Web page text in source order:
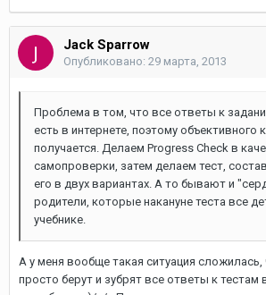
Jack Sparrow
Опубликовано: 29 марта, 2013
Проблема в том, что все ответы к
есть в интернете, поэтому объективного
получается. Делаем Progress Check в
самопроверки, затем делаем тест,
его в двух вариантах. А то бывают и
родители, которые накануне теста все
учебнике.
А у меня вообще такая ситуация сложилась,
просто берут и зубрят все ответы к тестам